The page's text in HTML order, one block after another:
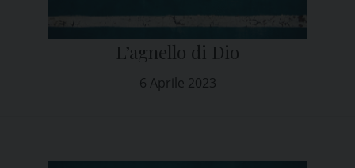
6 Aprile 2023
L’agnello di Dio